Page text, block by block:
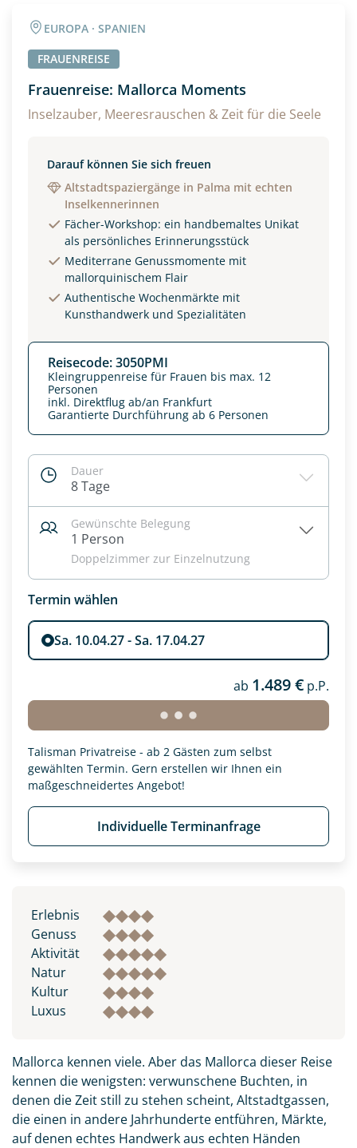
EUROPA · SPANIEN
FRAUENREISE
Frauenreise: Mallorca Moments
Inselzauber, Meeresrauschen & Zeit für die Seele
Darauf können Sie sich freuen
Altstadtspaziergänge in Palma mit echten
Inselkennerinnen
Fächer-Workshop: ein handbemaltes Unikat
als persönliches Erinnerungsstück
Mediterrane Genussmomente mit
mallorquinischem Flair
Authentische Wochenmärkte mit
Kunsthandwerk und Spezialitäten
Reisecode: 3050PMI
Kleingruppenreise für Frauen bis max. 12
Personen
inkl. Direktflug ab/an Frankfurt
Garantierte Durchführung ab 6 Personen
Dauer
8 Tage
Gewünschte Belegung
1 Person
Doppelzimmer zur Einzelnutzung
Termin wählen
Sa. 10.04.27 - Sa. 17.04.27
ab 1.489 € p.P.
Talisman Privatreise - ab 2 Gästen zum selbst
gewählten Termin. Gern erstellen wir Ihnen ein
maßgeschneidertes Angebot!
Individuelle Terminanfrage
Erlebnis
Genuss
Aktivität
Natur
Kultur
Luxus
Mallorca kennen viele. Aber das Mallorca dieser Reise
kennen die wenigsten: verwunschene Buchten, in
denen die Zeit still zu stehen scheint, Altstadtgassen,
die einen in andere Jahrhunderte entführen, Märkte,
auf denen echtes Handwerk aus echten Händen
Alter
Unterkunft
EZ Familienzimmer
Reisebeginn
Option 2
Weitere Informationen
Datenschutz & Transparenz ist uns sehr wichtig!
Die Anfrage wird via SSL verschlüsselt an unseren Server
geschickt. Mit Absenden des Formulars, erklären Sie, dass
Sie die
zur